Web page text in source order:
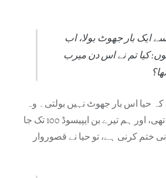
ایک بار جھوٹ بولا، اب
کیا تم نے اس دن میرب
حیا اس بار جھوٹ نہیں بولتی۔ وہ
آسانی سے کر سکتی تھی، اور ہم تیرے بن ایپیسوڈ 100 تک جا
ختم کرنی ہے، تو حیا نے قصوروار